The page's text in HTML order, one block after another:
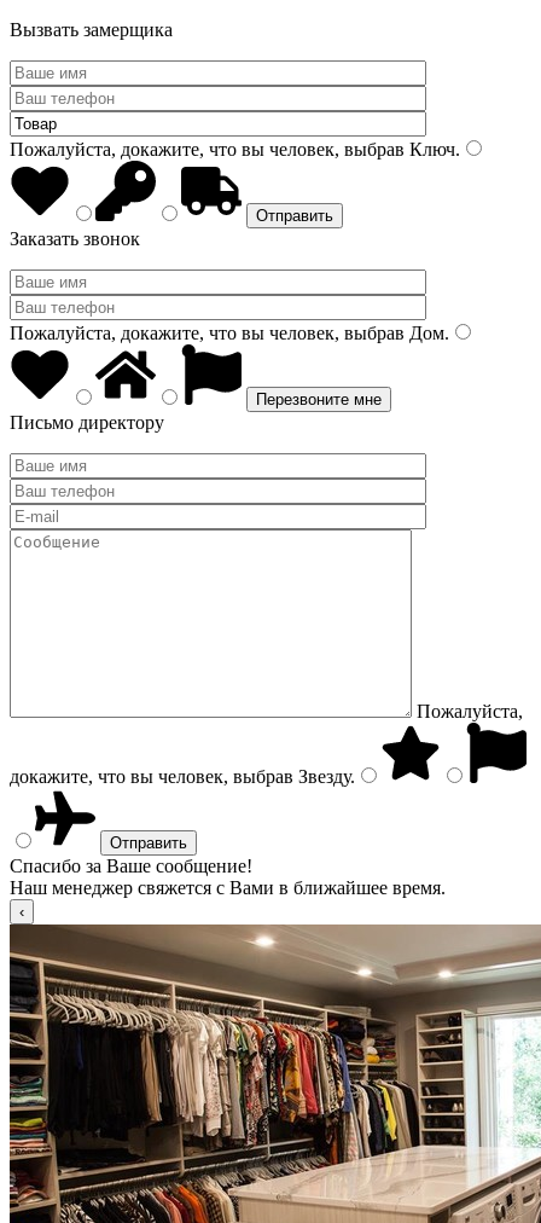
Вызвать замерщика
Пожалуйста, докажите, что вы человек, выбрав Ключ.
Заказать звонок
Пожалуйста, докажите, что вы человек, выбрав Дом.
Письмо директору
Пожалуйста,
докажите, что вы человек, выбрав Звезду.
Спасибо за Ваше сообщение!
Наш менеджер свяжется с Вами в ближайшее время.